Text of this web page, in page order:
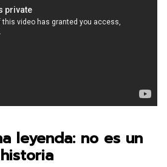
leyenda: no es un